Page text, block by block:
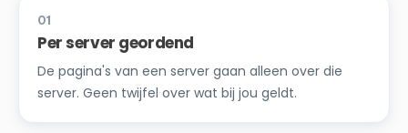
01
Per server geordend
De pagina's van een server gaan alleen over die
server. Geen twijfel over wat bij jou geldt.